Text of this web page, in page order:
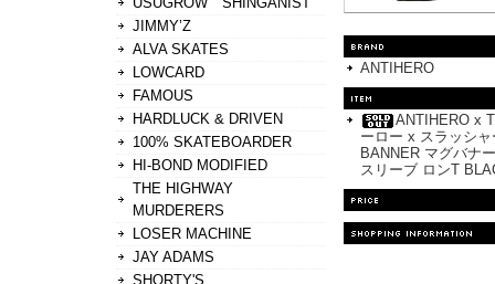
JIMMY’Z
ALVA SKATES
LOWCARD
FAMOUS
HARDLUCK & DRIVEN
100% SKATEBOARDER
HI-BOND MODIFIED
THE HIGHWAY
MURDERERS
LOSER MACHINE
JAY ADAMS
SHORTY'S
ANTIHERO
ANTIHERO x
ーロー x スラッシ
BANNER マグバナ
スリーブ ロンT